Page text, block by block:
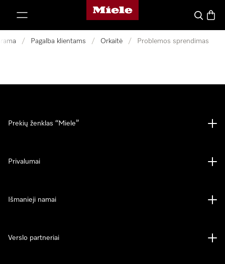
"Miele" pradžios tinklalapis
Paieška
/ Pagalba klientams / Orkaitė / Problemos sprendimas
Prekių ženklas “Miele”
Privalumai
Išmanieji namai
Verslo partneriai